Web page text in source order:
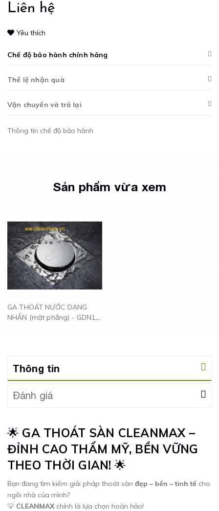
Liên hệ
Yêu thích
Chế độ bảo hành chính hãng
Thể lệ nhận quà
Vận chuyển và trả lại
Thông tin chế độ bảo hành
Sản phẩm vừa xem
GA THOÁT NƯỚC DẠNG
NHẤN (mặt phẳng) - GDN10
P
Thông tin
Đánh giá
🌟 GA THOÁT SÀN CLEANMAX –
ĐỈNH CAO THẨM MỸ, BỀN VỮNG
THEO THỜI GIAN! 🌟
Bạn đang tìm kiếm giải pháp thoát sàn đẹp – bền – tinh tế cho
ngôi nhà của mình?
💡 CLEANMAXchính là lựa chọn hoàn hảo!